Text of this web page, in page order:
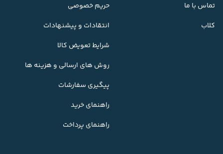
تماس با ما
کلاب
حریم خصوصی
انتقادات و پیشنهادات
شرایط تعویض کالا
روش های ارسالی و هزینه ها
پیگیری سفارشات
راهنمای خرید
راهنمای پرداخت